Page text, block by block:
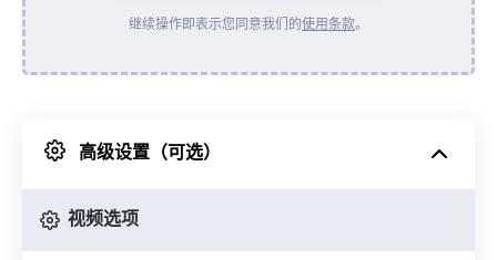
从设备
来自 Google Drive
继续操作即表示您同意我们的使用条款。
高级设置（可选）
视频选项